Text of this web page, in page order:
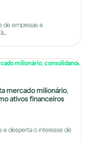
de empresas e
mercado milionário,
ativos financeiros
e desperta o interesse de